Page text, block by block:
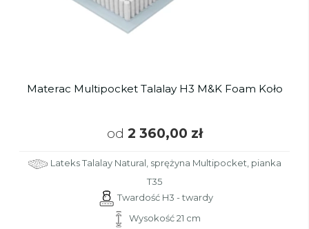
Materac Multipocket Talalay H3 M&K Foam Koło
od 2 360,00 zł
Lateks Talalay Natural, sprężyna Multipocket, pianka
T35
Twardość H3 - twardy
Wysokość 21 cm